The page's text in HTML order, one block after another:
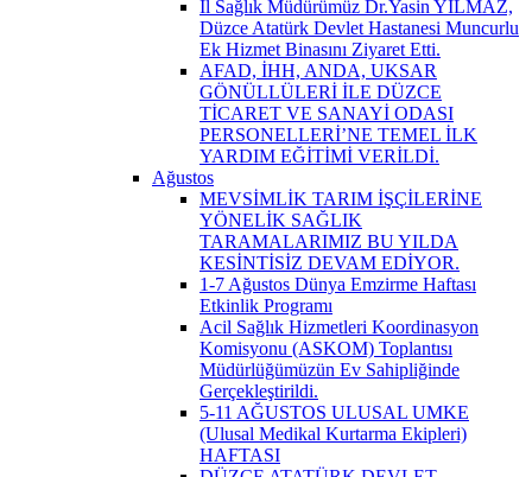
İl Sağlık Müdürümüz Dr.Yasin YILMAZ,
Düzce Atatürk Devlet Hastanesi Muncurlu
Ek Hizmet Binasını Ziyaret Etti.
AFAD, İHH, ANDA, UKSAR
GÖNÜLLÜLERİ İLE DÜZCE
TİCARET VE SANAYİ ODASI
PERSONELLERİ’NE TEMEL İLK
YARDIM EĞİTİMİ VERİLDİ.
Ağustos
MEVSİMLİK TARIM İŞÇİLERİNE
YÖNELİK SAĞLIK
TARAMALARIMIZ BU YILDA
KESİNTİSİZ DEVAM EDİYOR.
1-7 Ağustos Dünya Emzirme Haftası
Etkinlik Programı
Acil Sağlık Hizmetleri Koordinasyon
Komisyonu (ASKOM) Toplantısı
Müdürlüğümüzün Ev Sahipliğinde
Gerçekleştirildi.
5-11 AĞUSTOS ULUSAL UMKE
(Ulusal Medikal Kurtarma Ekipleri)
HAFTASI